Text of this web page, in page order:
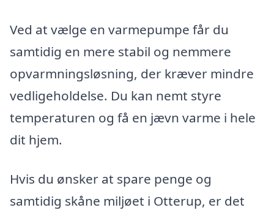
Ved at vælge en varmepumpe får du
samtidig en mere stabil og nemmere
opvarmningsløsning, der kræver mindre
vedligeholdelse. Du kan nemt styre
temperaturen og få en jævn varme i hele
dit hjem.
Hvis du ønsker at spare penge og
samtidig skåne miljøet i Otterup, er det